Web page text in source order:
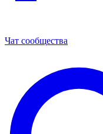
Чат сообщества